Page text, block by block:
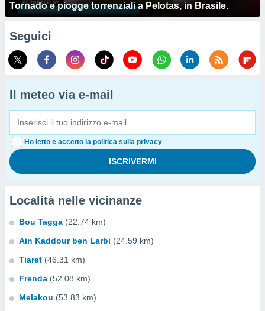
Tornado e piogge torrenziali a Pelotas, in Brasile.
Seguici
Il meteo via e-mail
Ho letto e accetto la politica sulla privacy
Località nelle vicinanze
Bou Tagga (22.74 km)
Ain Kaddour ben Larbi (24.59 km)
Tiaret (46.31 km)
Frenda (52.08 km)
Melakou (53.83 km)